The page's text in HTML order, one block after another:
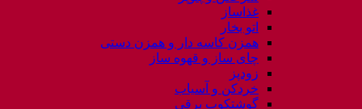
غذاساز
اتو بخار
همزن کاسه دار و همزن دستی
چای ساز و قهوه ساز
زودپز
خردکن و آسیاب
گوشتکوب برقی